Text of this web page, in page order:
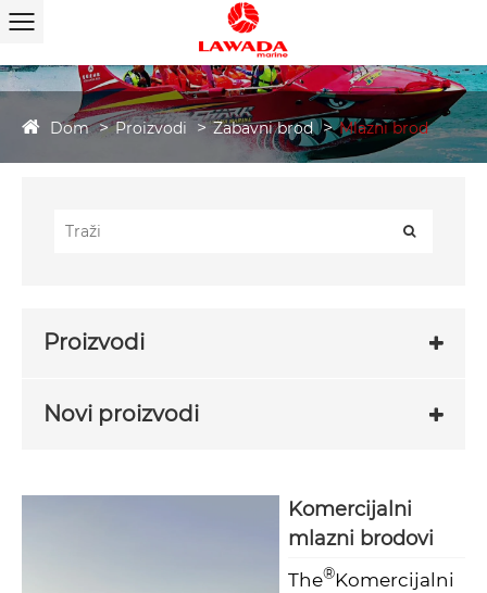
Dom Proizvodi Zabavni brod Mlazni brod
Proizvodi
Novi proizvodi
Komercijalni
mlazni brodovi
The®Komercijalni